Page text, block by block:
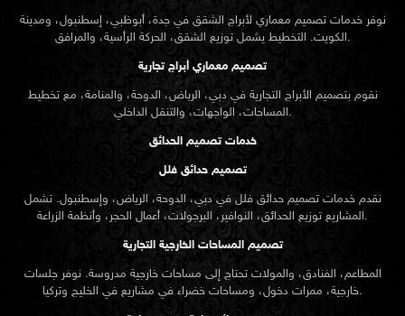
نوفر خدمات تصميم معماري لأبراج الشقق في جدة، أبوظبي، إسطنبول، ومدينة
الكويت. التخطيط يشمل توزيع الشقق، الحركة الرأسية، والمرافق.
تصميم معماري أبراج تجارية
نقوم بتصميم الأبراج التجارية في دبي، الرياض، الدوحة، والمنامة، مع تخطيط
المساحات، الواجهات، والتنقل الداخلي.
خدمات تصميم الحدائق
تصميم حدائق فلل
نقدم خدماتتصميم حدائق فلل في دبي، الدوحة، الرياض، وإسطنبول. تشمل
المشاريع توزيع الحدائق، النوافير، البرجولات، أعمال الحجر، وأنظمة الزراعة.
تصميم المساحات الخارجية التجارية
المطاعم، الفنادق، والمولات تحتاج إلى مساحات خارجية مدروسة. نوفر جلسات
خارجية، ممرات دخول، ومساحات خضراء في مشاريع في الخليج وتركيا.